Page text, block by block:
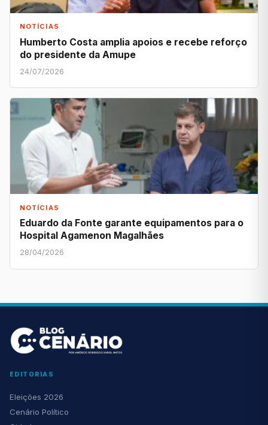
NOTÍCIAS
Humberto Costa amplia apoios e recebe reforço
do presidente da Amupe
24/07/2026
NOTÍCIAS
Eduardo da Fonte garante equipamentos para o
Hospital Agamenon Magalhães
28/04/2026
EDITORIAS
Eleições 2026
Cenário Político